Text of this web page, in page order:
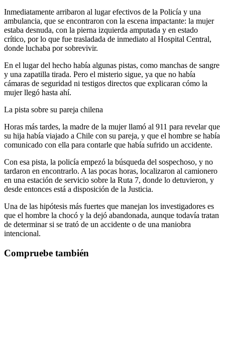
Inmediatamente arribaron al lugar efectivos de la Policía y una
ambulancia, que se encontraron con la escena impactante: la mujer
estaba desnuda, con la pierna izquierda amputada y en estado
crítico, por lo que fue trasladada de inmediato al Hospital Central,
donde luchaba por sobrevivir.
En el lugar del hecho había algunas pistas, como manchas de sangre
y una zapatilla tirada. Pero el misterio sigue, ya que no había
cámaras de seguridad ni testigos directos que explicaran cómo la
mujer llegó hasta ahí.
La pista sobre su pareja chilena
Horas más tardes, la madre de la mujer llamó al 911 para revelar que
su hija había viajado a Chile con su pareja, y que el hombre se había
comunicado con ella para contarle que había sufrido un accidente.
Con esa pista, la policía empezó la búsqueda del sospechoso, y no
tardaron en encontrarlo. A las pocas horas, localizaron al camionero
en una estación de servicio sobre la Ruta 7, donde lo detuvieron, y
desde entonces está a disposición de la Justicia.
Una de las hipótesis más fuertes que manejan los investigadores es
que el hombre la chocó y la dejó abandonada, aunque todavía tratan
de determinar si se trató de un accidente o de una maniobra
intencional.
Compruebe también